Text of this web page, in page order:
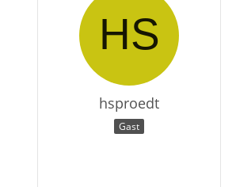
hsproedt
Gast